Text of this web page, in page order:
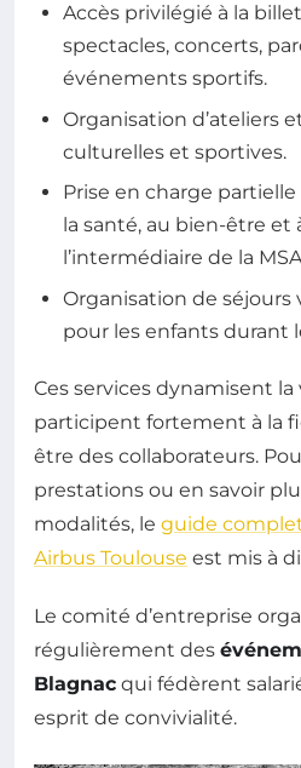
Accès privilégié à la
spectacles, concerts,
événements sportifs.
Organisation d’ateliers
culturelles et sportives.
Prise en charge
la santé, au bien-être et
l’intermédiaire de la
Organisation de séjours
pour les enfants durant
Ces services dynamisent la
participent fortement à la
être des collaborateurs.
prestations ou en savoir
modalités, le guide
Airbus Toulouse est mis à
Le comité d’entreprise
régulièrement des
Blagnac qui fédèrent
esprit de convivialité.